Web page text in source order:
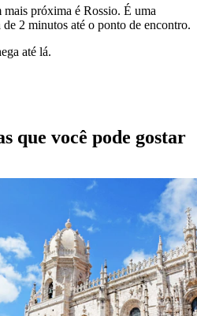
mais próxima é Rossio. É uma
2 minutos até o ponto de encontro.
até lá.
que você pode gostar